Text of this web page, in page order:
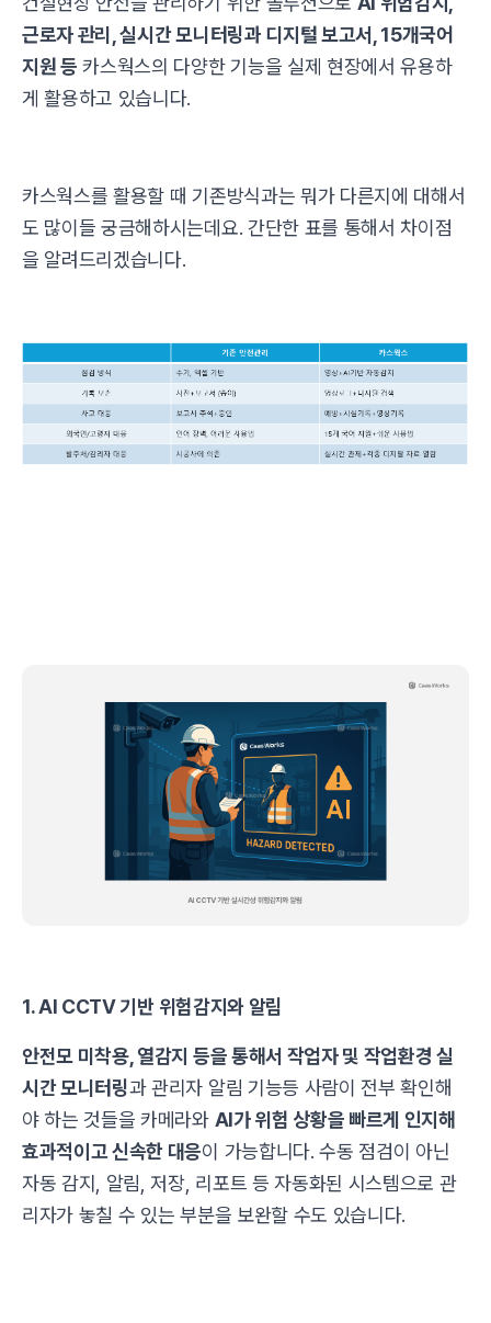
근로자 관리, 실시간 모니터링과 디지털 보고서, 15개국어
지원 등 카스웍스의 다양한 기능을 실제 현장에서 유용하
게 활용하고 있습니다.
카스웍스를 활용할 때 기존방식과는 뭐가 다른지에 대해서
도 많이들 궁금해하시는데요. 간단한 표를 통해서 차이점
을 알려드리겠습니다.
1. AI CCTV 기반 위험감지와 알림
안전모 미착용, 열감지 등을 통해서 작업자 및 작업환경 실
시간 모니터링과 관리자 알림 기능등 사람이 전부 확인해
야 하는 것들을 카메라와 AI가 위험 상황을 빠르게 인지해
효과적이고 신속한 대응이 가능합니다. 수동 점검이 아닌
자동 감지, 알림, 저장, 리포트 등 자동화된 시스템으로 관
리자가 놓칠 수 있는 부분을 보완할 수도 있습니다.